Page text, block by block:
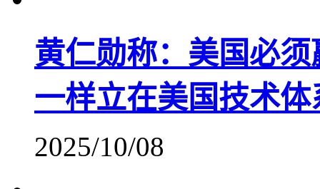
黄仁勋称：美国必
一样立在美国技术体
2025/10/08